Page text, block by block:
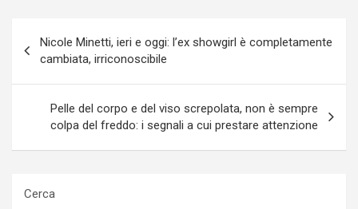
articoli
Nicole Minetti, ieri e oggi: l’ex showgirl è completamente
cambiata, irriconoscibile
Pelle del corpo e del viso screpolata, non è sempre
colpa del freddo: i segnali a cui prestare attenzione
Cerca